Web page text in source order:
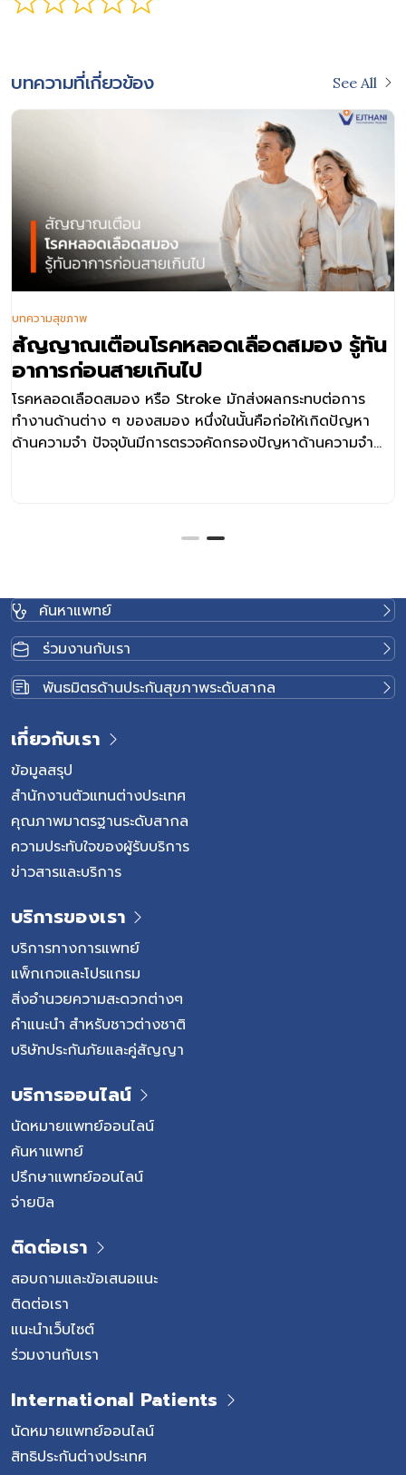
บทความที่เกี่ยวข้อง See All
สัญญาณเตือนโรคหลอดเลือดสมอง รู้ทัน
อาการก่อนสายเกินไป
โรคหลอดเลือดสมอง หรือ Stroke มักส่งผลกระทบต่อการ
ทำงานด้านต่าง ๆ ของสมอง หนึ่งในนั้นคือก่อให้เกิดปัญหา
ด้านความจำ ปัจจุบันมีการตรวจคัดกรองปัญหาด้านความจำ
บทความสุขภาพ
ค้นหาแพทย์
ร่วมงานกับเรา
พันธมิตรด้านประกันสุขภาพระดับสากล
เกี่ยวกับเรา
ข้อมูลสรุป
สำนักงานตัวแทนต่างประเทศ
คุณภาพมาตรฐานระดับสากล
ความประทับใจของผู้รับบริการ
ข่าวสารและบริการ
บริการของเรา
บริการทางการแพทย์
แพ็กเกจและโปรแกรม
สิ่งอำนวยความสะดวกต่างๆ
คำแนะนำ สำหรับชาวต่างชาติ
บริษัทประกันภัยและคู่สัญญา
บริการออนไลน์
นัดหมายแพทย์ออนไลน์
ค้นหาแพทย์
ปรึกษาแพทย์ออนไลน์
จ่ายบิล
ติดต่อเรา
สอบถามและข้อเสนอแนะ
ติดต่อเรา
แนะนำเว็บไซต์
ร่วมงานกับเรา
International Patients
นัดหมายแพทย์ออนไลน์
สิทธิประกันต่างประเทศ